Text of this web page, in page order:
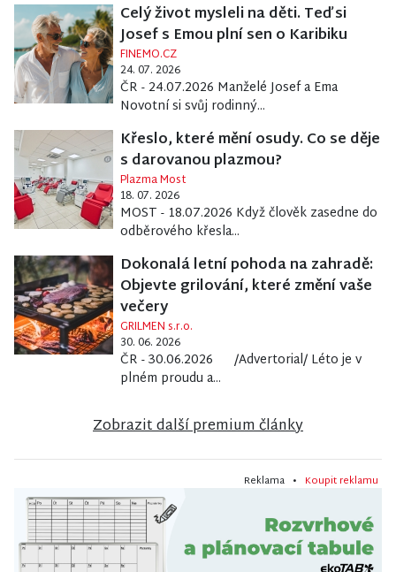
Celý život mysleli na děti. Teď si
Josef s Emou plní sen o Karibiku
FINEMO.CZ
24. 07. 2026
ČR - 24.07.2026 Manželé Josef a Ema
Novotní si svůj rodinný...
Křeslo, které mění osudy. Co se děje
s darovanou plazmou?
Plazma Most
18. 07. 2026
MOST - 18.07.2026 Když člověk zasedne do
odběrového křesla...
Dokonalá letní pohoda na zahradě:
Objevte grilování, které změní vaše
večery
GRILMEN s.r.o.
30. 06. 2026
ČR - 30.06.2026 /Advertorial/ Léto je v
plném proudu a...
Zobrazit další premium články
Reklama • Koupit reklamu